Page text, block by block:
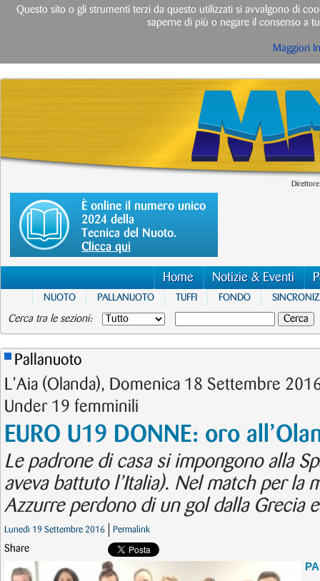
È online il numero unico
2024 della
Tecnica del Nuoto.
Clicca qui
Home Notizie & Eventi
NUOTO PALLANUOTO TUFFI FONDO
Cerca tra le sezioni:
Pallanuoto
L’Aia (Olanda), Domenica 18 Settembre
Under 19 femminili
EURO U19 DONNE: oro
Le padrone di casa si impongono alla
aveva battuto l’Italia). Nel match per la
Azzurre perdono di un gol dalla Grecia
Lunedì 19 Settembre 2016 Permalink
Share
Questo sito o gli strumenti terzi da questo utilizzati si avvalgono di
saperne di più o negare il consenso a
Maggiori